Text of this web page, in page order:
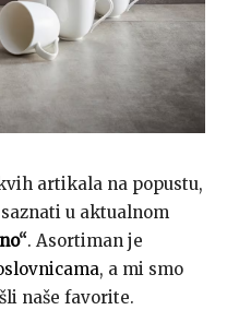
artikala na popustu,
u aktualnom
“. Asortiman je
, a mi smo
naše favorite.